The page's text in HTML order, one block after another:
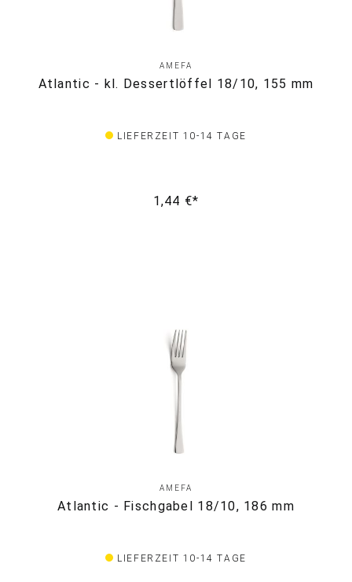
AMEFA
Atlantic - kl. Dessertlöffel 18/10, 155 mm
LIEFERZEIT 10-14 TAGE
1,44 €*
AMEFA
Atlantic - Fischgabel 18/10, 186 mm
LIEFERZEIT 10-14 TAGE